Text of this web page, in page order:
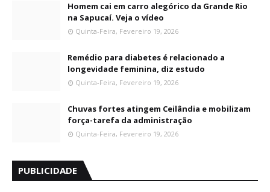
Homem cai em carro alegórico da Grande Rio
na Sapucaí. Veja o vídeo
Quinta-Feira, Fevereiro 19, 2026
Remédio para diabetes é relacionado a
longevidade feminina, diz estudo
Quinta-Feira, Fevereiro 19, 2026
Chuvas fortes atingem Ceilândia e mobilizam
força-tarefa da administração
Quinta-Feira, Fevereiro 19, 2026
PUBLICIDADE